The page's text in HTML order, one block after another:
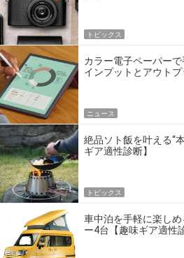
トピックス
カラー電子ペーパー
インプットとアウト
ニュース
絶品ソト飯を叶える“
ギア適性診断】
トピックス
車中泊を手軽に楽し
ー4台【趣味ギア適性